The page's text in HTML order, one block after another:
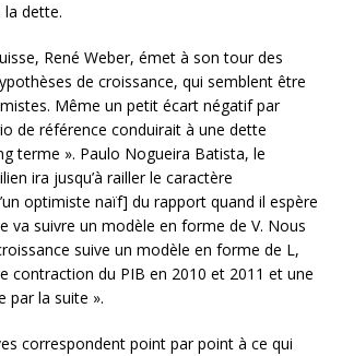
dette.
René Weber, émet à son tour des
de croissance, qui semblent être
Même un petit écart négatif par
de référence conduirait à une dette
terme ». Paulo Nogueira Batista, le
ira jusqu’à railler le caractère
optimiste naïf] du rapport quand il espère
va suivre un modèle en forme de V. Nous
suive un modèle en forme de L,
contraction du PIB en 2010 et 2011 et une
par la suite ».
correspondent point par point à ce qui